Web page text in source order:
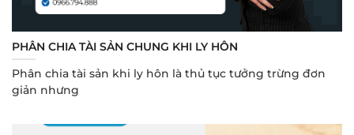
PHÂN CHIA TÀI SẢN CHUNG KHI LY HÔN
Phân chia tài sản khi ly hôn là thủ tục tưởng trừng đơn
giản nhưng